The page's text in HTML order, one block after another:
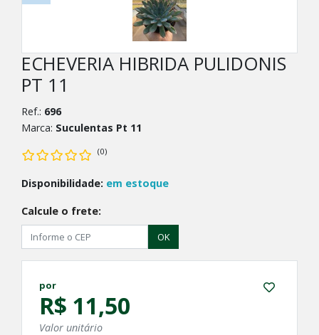
ECHEVERIA HIBRIDA PULIDONIS
PT 11
Ref.: 696
Marca: Suculentas Pt 11
(0)
Disponibilidade: em estoque
Calcule o frete:
OK
por
R$ 11,50
Valor unitário